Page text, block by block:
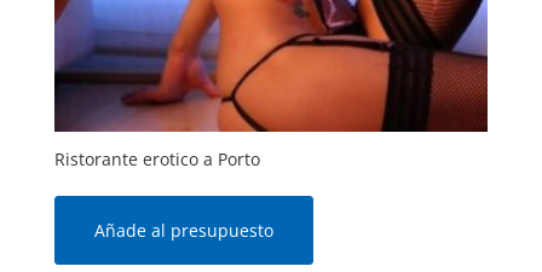
Ristorante erotico a Porto
Añade al presupuesto